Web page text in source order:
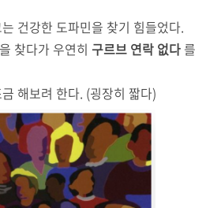
건강한 도파민을 찾기 힘들었다.
찾다가 우연히 구르브 연락 없다 를
해보려 한다. (굉장히 짧다)